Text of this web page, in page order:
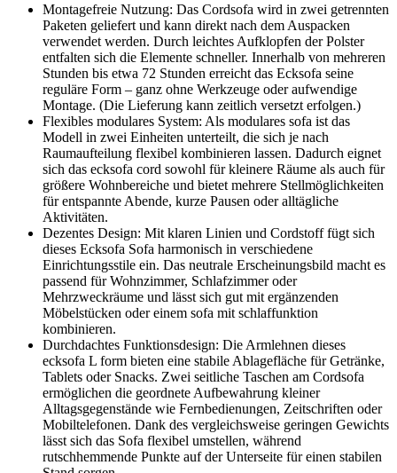
Montagefreie Nutzung: Das Cordsofa wird in zwei getrennten
Paketen geliefert und kann direkt nach dem Auspacken
verwendet werden. Durch leichtes Aufklopfen der Polster
entfalten sich die Elemente schneller. Innerhalb von mehreren
Stunden bis etwa 72 Stunden erreicht das Ecksofa seine
reguläre Form – ganz ohne Werkzeuge oder aufwendige
Montage. (Die Lieferung kann zeitlich versetzt erfolgen.)
Flexibles modulares System: Als modulares sofa ist das
Modell in zwei Einheiten unterteilt, die sich je nach
Raumaufteilung flexibel kombinieren lassen. Dadurch eignet
sich das ecksofa cord sowohl für kleinere Räume als auch für
größere Wohnbereiche und bietet mehrere Stellmöglichkeiten
für entspannte Abende, kurze Pausen oder alltägliche
Aktivitäten.
Dezentes Design: Mit klaren Linien und Cordstoff fügt sich
dieses Ecksofa Sofa harmonisch in verschiedene
Einrichtungsstile ein. Das neutrale Erscheinungsbild macht es
passend für Wohnzimmer, Schlafzimmer oder
Mehrzweckräume und lässt sich gut mit ergänzenden
Möbelstücken oder einem sofa mit schlaffunktion
kombinieren.
Durchdachtes Funktionsdesign: Die Armlehnen dieses
ecksofa L form bieten eine stabile Ablagefläche für Getränke,
Tablets oder Snacks. Zwei seitliche Taschen am Cordsofa
ermöglichen die geordnete Aufbewahrung kleiner
Alltagsgegenstände wie Fernbedienungen, Zeitschriften oder
Mobiltelefonen. Dank des vergleichsweise geringen Gewichts
lässt sich das Sofa flexibel umstellen, während
rutschhemmende Punkte auf der Unterseite für einen stabilen